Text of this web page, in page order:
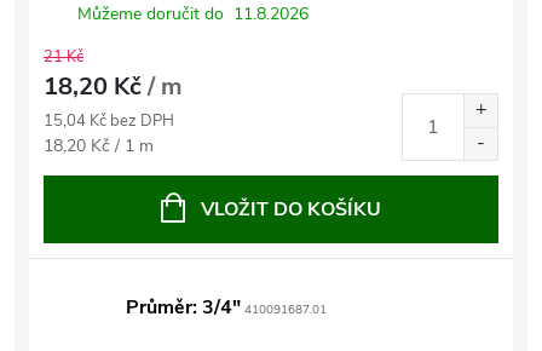
Můžeme doručit do 11.8.2026
21 Kč
18,20 Kč/ m
15,04 Kč bez DPH
Měrná
cena:
18,20 Kč / 1 m
VLOŽIT DO KOŠÍKU
Průměr: 3/4" 410091687.01